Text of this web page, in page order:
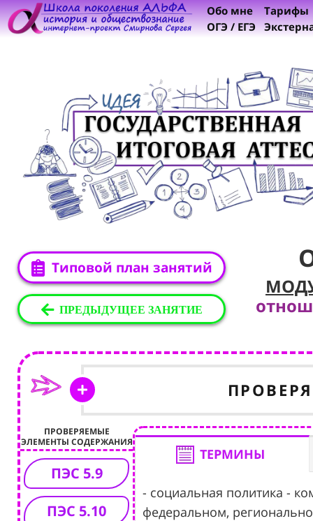
Обо мне
ОГЭ / ЕГЭ
Тарифы
Типовой план занятий
ПРЕДЫДУЩЕЕ ЗАНЯТИЕ
ПРОВЕРЯЕМЫЕ
ЭЛЕМЕНТЫ СОДЕРЖАНИЯ
ПЭС 5.9
ПЭС 5.10
ТЕРМИНЫ
- социальная политика -
федеральном,